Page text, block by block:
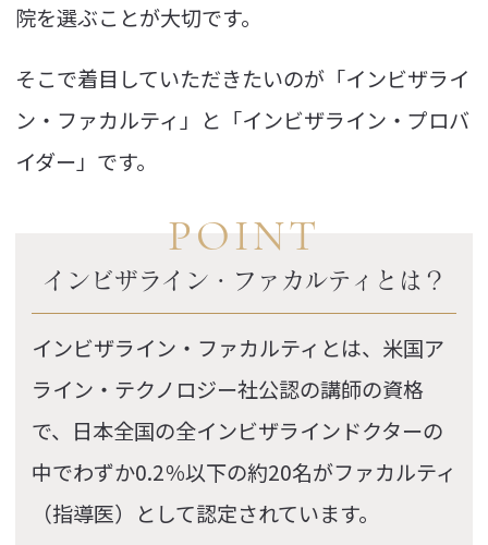
院を選ぶことが大切です。
そこで着目していただきたいのが「インビザライ
ン・ファカルティ」と「インビザライン・プロバ
イダー」です。
POINT
インビザライン・ファカルティとは？
インビザライン・ファカルティとは、米国ア
ライン・テクノロジー社公認の講師の資格
で、日本全国の全インビザラインドクターの
中でわずか0.2％以下の約20名がファカルティ
（指導医）として認定されています。